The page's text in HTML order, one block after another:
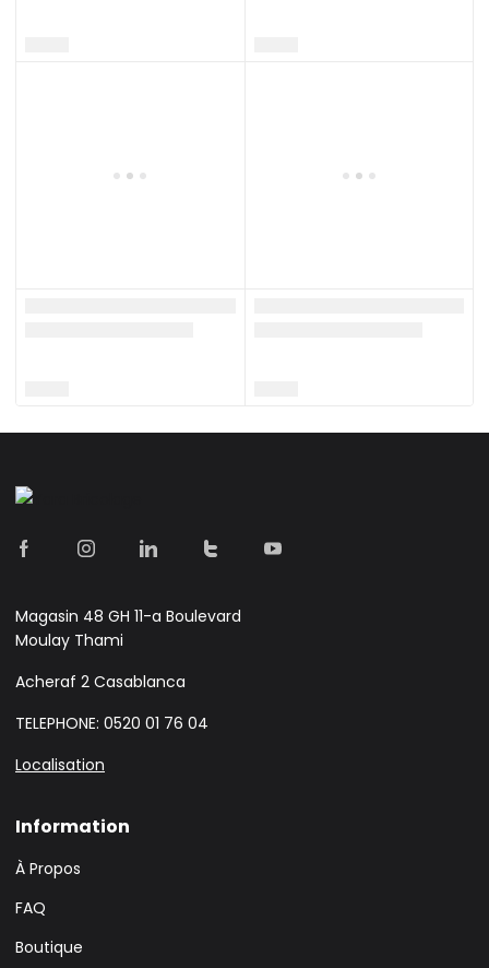
Magasin 48 GH 11-a Boulevard
Moulay Thami
Acheraf 2 Casablanca
TELEPHONE: 0520 01 76 04
Localisation
Information
À Propos
FAQ
Boutique